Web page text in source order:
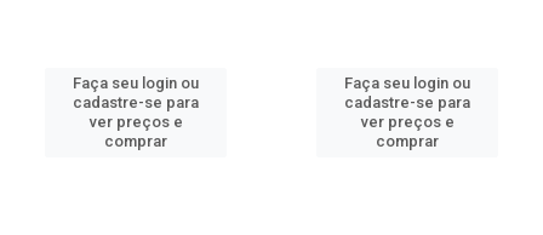
Faça seu login ou
cadastre-se para
ver preços e
comprar
Faça seu login ou
cadastre-se para
ver preços e
comprar